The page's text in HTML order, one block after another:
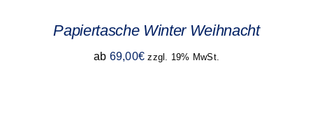
Papiertasche Winter Weihnacht
ab 69,00€ zzgl. 19% MwSt.